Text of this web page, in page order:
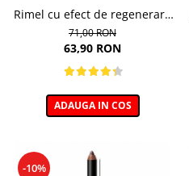
Rimel cu efect de regenerare
a genelor, Eyegasm Mascara -
8ml
71,00 RON
63,90 RON
ADAUGA IN COS
-10%